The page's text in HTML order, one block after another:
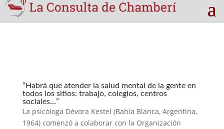
“Habrá que atender la salud mental de la gente en
todos los sitios: trabajo, colegios, centros
sociales…”
La psicóloga Dévora Kestel (Bahía Blanca, Argentina,
1964) comenzó a colaborar con la Organización